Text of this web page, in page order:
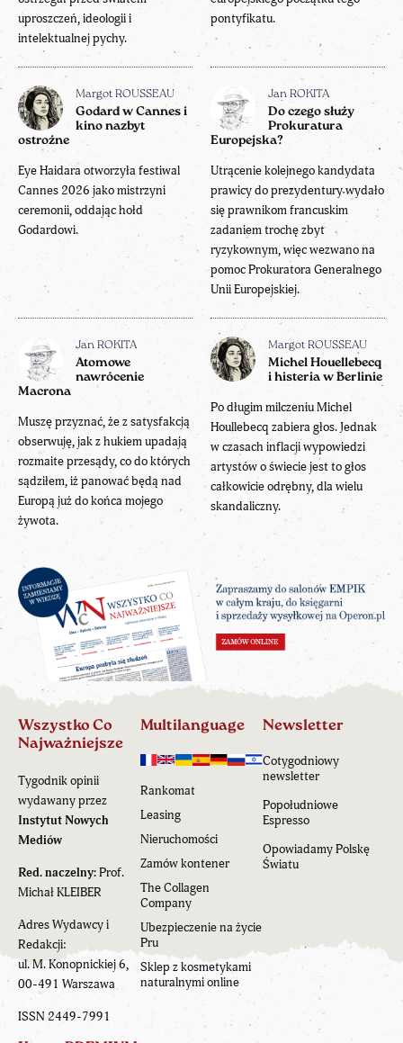
uproszczeń, ideologii i
intelektualnej pychy.
pontyfikatu.
Margot ROUSSEAU
Godard w Cannes i
kino nazbyt
ostrożne
Eye Haidara otworzyła festiwal
Cannes 2026 jako mistrzyni
ceremonii, oddając hołd
Godardowi.
Jan ROKITA
Do czego służy
Prokuratura
Europejska?
Utrącenie kolejnego kandydata
prawicy do prezydentury wydało
się prawnikom francuskim
zadaniem trochę zbyt
ryzykownym, więc wezwano na
pomoc Prokuratora Generalnego
Unii Europejskiej.
Jan ROKITA
Atomowe
nawrócenie
Macrona
Muszę przyznać, że z satysfakcją
obserwuję, jak z hukiem upadają
rozmaite przesądy, co do których
sądziłem, iż panować będą nad
Europą już do końca mojego
żywota.
Margot ROUSSEAU
Michel Houellebecq
i histeria w Berlinie
Po długim milczeniu Michel
Houllebecq zabiera głos. Jednak
w czasach inflacji wypowiedzi
artystów o świecie jest to głos
całkowicie odrębny, dla wielu
skandaliczny.
Wszystko Co
Najważniejsze
Tygodnik opinii
wydawany przez
Instytut Nowych
Mediów
Red. naczelny:Prof.
Michał KLEIBER
Adres Wydawcy i
Redakcji:
ul. M. Konopnickiej 6,
00-491 Warszawa
ISSN 2449-7991
Multilanguage
Rankomat
Leasing
Nieruchomości
Zamów kontener
The Collagen
Company
Ubezpieczenie na życie
Pru
Sklep z kosmetykami
naturalnymi online
Newsletter
Cotygodniowy
newsletter
Popołudniowe
Espresso
Opowiadamy Polskę
Światu